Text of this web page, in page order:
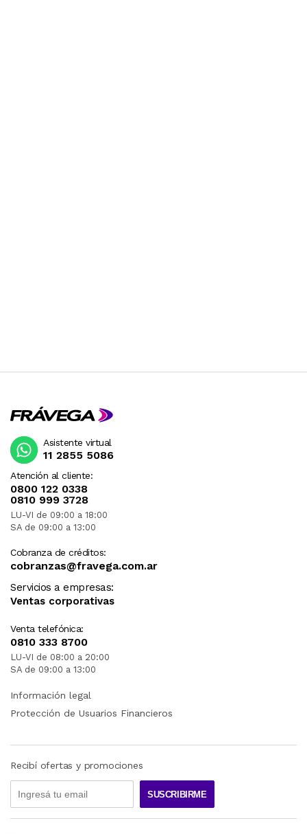
Atención al cliente:
0800 122 0338
0810 999 3728
LU-VI de 09:00 a 18:00
SA de 09:00 a 13:00
Cobranza de créditos:
cobranzas@fravega.com.ar
Servicios a empresas:
Ventas corporativas
Venta telefónica:
0810 333 8700
LU-VI de 08:00 a 20:00
SA de 09:00 a 13:00
Asistente virtual
11 2855 5086
Información legal
Protección de Usuarios Financieros
Recibí ofertas y promociones
SUSCRIBIRME